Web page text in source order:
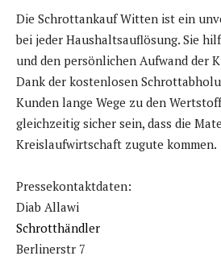
Die Schrottankauf Witten ist ein
bei jeder Haushaltsauflösung. Sie
und den persönlichen Aufwand der
Dank der kostenlosen
Kunden lange Wege zu den
gleichzeitig sicher sein, dass die
Kreislaufwirtschaft zugute kommen.
Pressekontaktdaten:
Diab Allawi
Schrotthändler
Berlinerstr 7